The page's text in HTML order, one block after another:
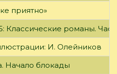
приятно»
Классические романы.
И. Олейников
Начало блокады